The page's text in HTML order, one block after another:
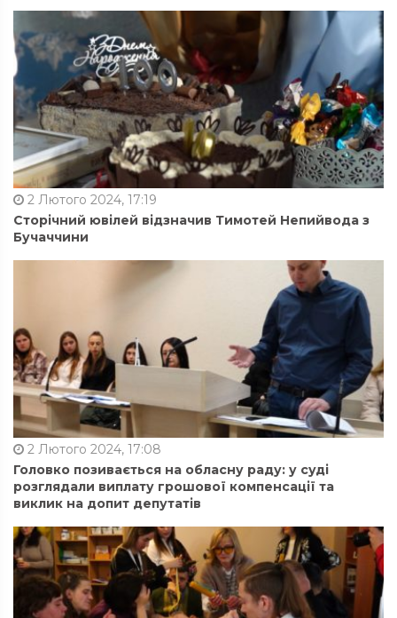
2 Лютого 2024, 17:19
Сторічний ювілей відзначив Тимотей Непийвода з
Бучаччини
2 Лютого 2024, 17:08
Головко позивається на обласну раду: у суді
розглядали виплату грошової компенсації та
виклик на допит депутатів